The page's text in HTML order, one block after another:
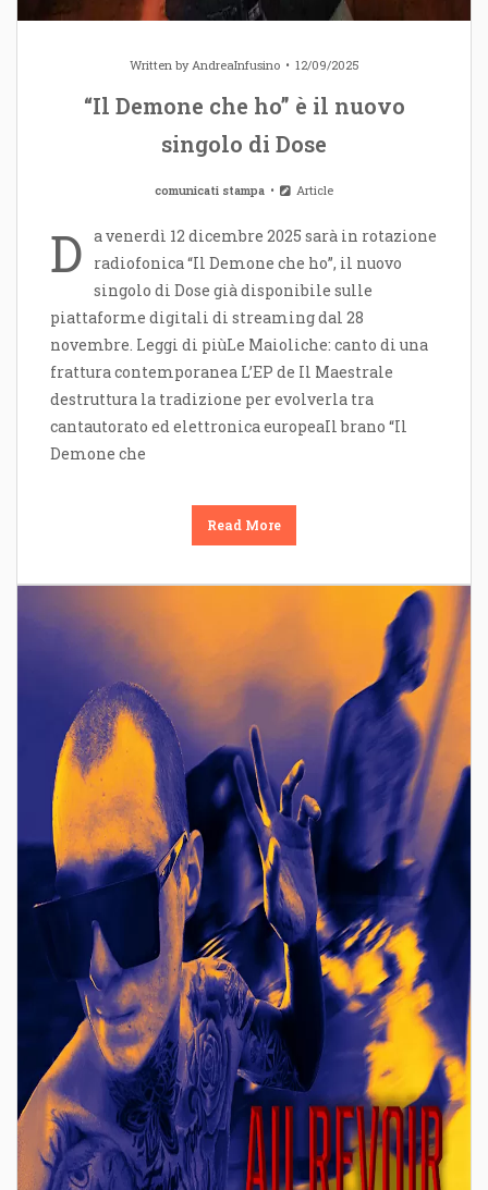
Written byAndreaInfusino 12/09/2025
“Il Demone che ho” è il nuovo
singolo di Dose
comunicati stampa Article
D a venerdì 12 dicembre 2025 sarà in rotazione
radiofonica “Il Demone che ho”, il nuovo
singolo di Dose già disponibile sulle
piattaforme digitali di streaming dal 28
novembre. Leggi di piùLe Maioliche: canto di una
frattura contemporanea L’EP de Il Maestrale
destruttura la tradizione per evolverla tra
cantautorato ed elettronica europeaIl brano “Il
Demone che
Read More